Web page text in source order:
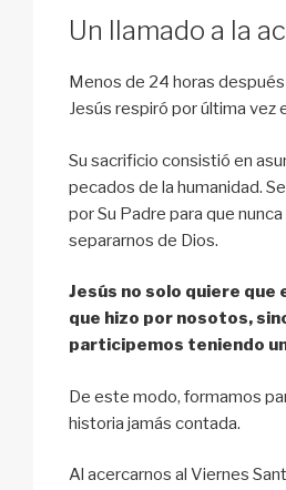
Un llamado a la
Menos de 24 horas después
Jesús respiró por última vez
Su sacrificio consistió en
pecados de la humanidad.
por Su Padre para que
separarnos de Dios.
Jesús no solo quiere que
que hizo por nosotos,
participemos teniendo
De este modo, formamos
historia jamás contada.
Al acercarnos al Viernes